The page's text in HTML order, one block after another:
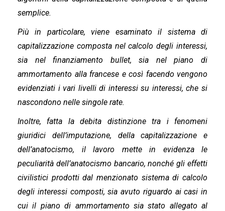
semplice.
Più in particolare, viene esaminato il sistema di
capitalizzazione composta nel calcolo degli interessi,
sia nel finanziamento bullet, sia nel piano di
ammortamento alla francese e così facendo vengono
evidenziati i vari livelli di interessi su interessi, che si
nascondono nelle singole rate.
Inoltre, fatta la debita distinzione tra i fenomeni
giuridici dell’imputazione, della capitalizzazione e
dell’anatocismo, il lavoro mette in evidenza le
peculiarità dell’anatocismo bancario, nonché gli effetti
civilistici prodotti dal menzionato sistema di calcolo
degli interessi composti, sia avuto riguardo ai casi in
cui il piano di ammortamento sia stato allegato al